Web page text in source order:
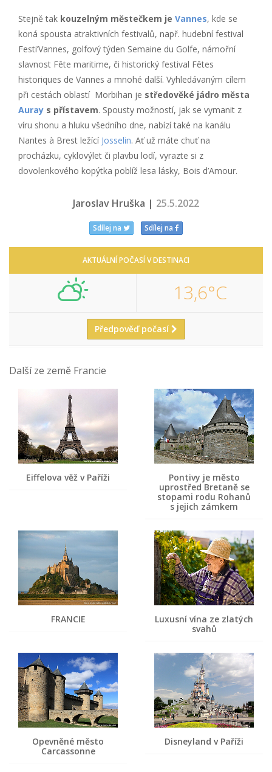
Stejně tak kouzelným městečkem je Vannes, kde se
koná spousta atraktivních festivalů, např. hudební festival
Festi’Vannes, golfový týden Semaine du Golfe, námořní
slavnost Fête maritime, či historický festival Fêtes
historiques de Vannes a mnohé další. Vyhledávaným cílem
při cestách oblastí Morbihan je středověké jádro města
Auray s přístavem. Spousty možností, jak se vymanit z
víru shonu a hluku všedního dne, nabízí také na kanálu
Nantes à Brest ležící Josselin. Ať už máte chuť na
procházku, cyklovýlet či plavbu lodí, vyrazte si z
dovolenkového kopýtka poblíž lesa lásky, Bois d’Amour.
Jaroslav Hruška | 25.5.2022
Sdílej na Sdílej na
AKTUÁLNÍ POČASÍ V DESTINACI
13,6°C
Předpověď počasí
Další ze země Francie
Eiffelova věž v Paříži
Pontivy je město
uprostřed Bretaně se
stopami rodu Rohanů
s jejich zámkem
FRANCIE
Luxusní vína ze zlatých
svahů
Opevněné město
Carcassonne
Disneyland v Paříži